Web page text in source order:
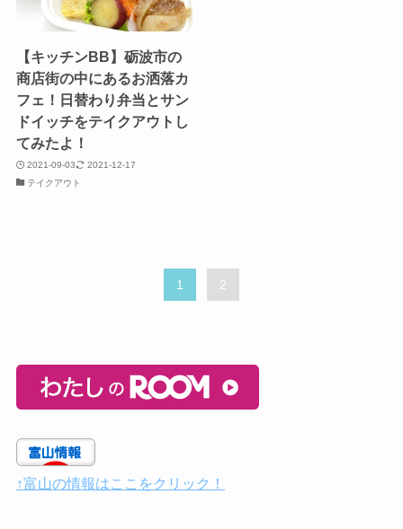
【キッチンBB】砺波市の
商店街の中にあるお洒落カ
フェ！日替わり弁当とサン
ドイッチをテイクアウトし
てみたよ！
2021-09-03
2021-12-17
テイクアウト
1 2
↑富山の情報はここをクリック！